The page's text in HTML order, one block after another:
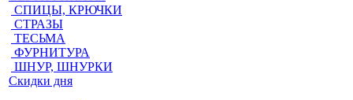
СПИЦЫ, КРЮЧКИ
СТРАЗЫ
ТЕСЬМА
ФУРНИТУРА
ШНУР, ШНУРКИ
Скидки дня